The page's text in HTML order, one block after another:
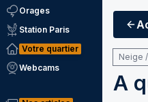
Orages
Station Paris
Votre quartier
Webcams
Neige
A